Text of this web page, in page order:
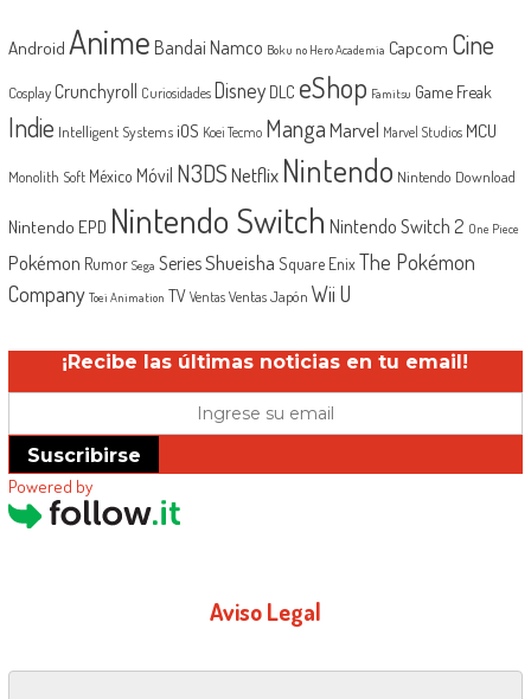
Android Anime Bandai Namco Boku no Hero Academia Capcom Cine
Cosplay Crunchyroll Curiosidades Disney DLC eShop Famitsu Game Freak
Indie Intelligent Systems iOS Koei Tecmo MangaMarvel Marvel Studios MCU
Monolith Soft México Móvil N3DSNetflix Nintendo Nintendo Download
Nintendo EPD Nintendo Switch Nintendo Switch 2 One Piece
Pokémon Rumor Sega SeriesShueisha Square EnixThe Pokémon
Company Toei Animation TV Ventas Ventas Japón Wii U
¡Recibe las últimas noticias en tu email!
Suscribirse
Powered by
Aviso Legal